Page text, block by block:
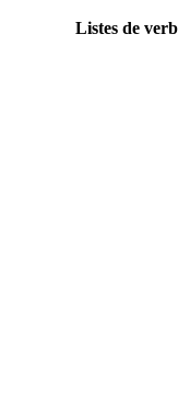
Listes de